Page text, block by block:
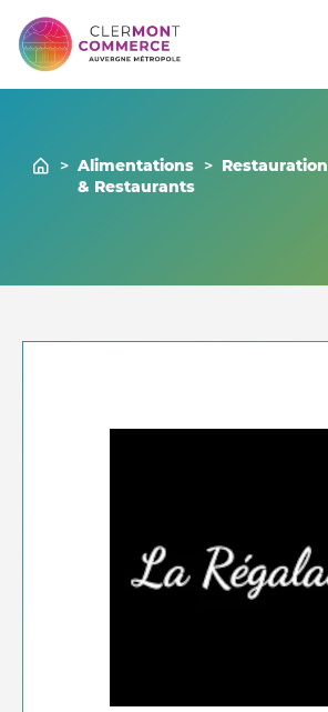
04 73 43 43 86
> Alimentations
& Restaurants
> Restauration